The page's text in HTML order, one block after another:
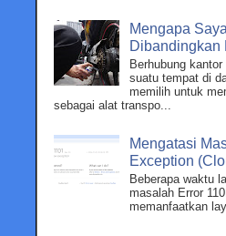
Mengapa
Dibandingkan
Berhubung
suatu tempat di
memilih untuk
sebagai alat transpo...
Mengatasi
Exception
Beberapa waktu
masalah Error
memanfaatkan